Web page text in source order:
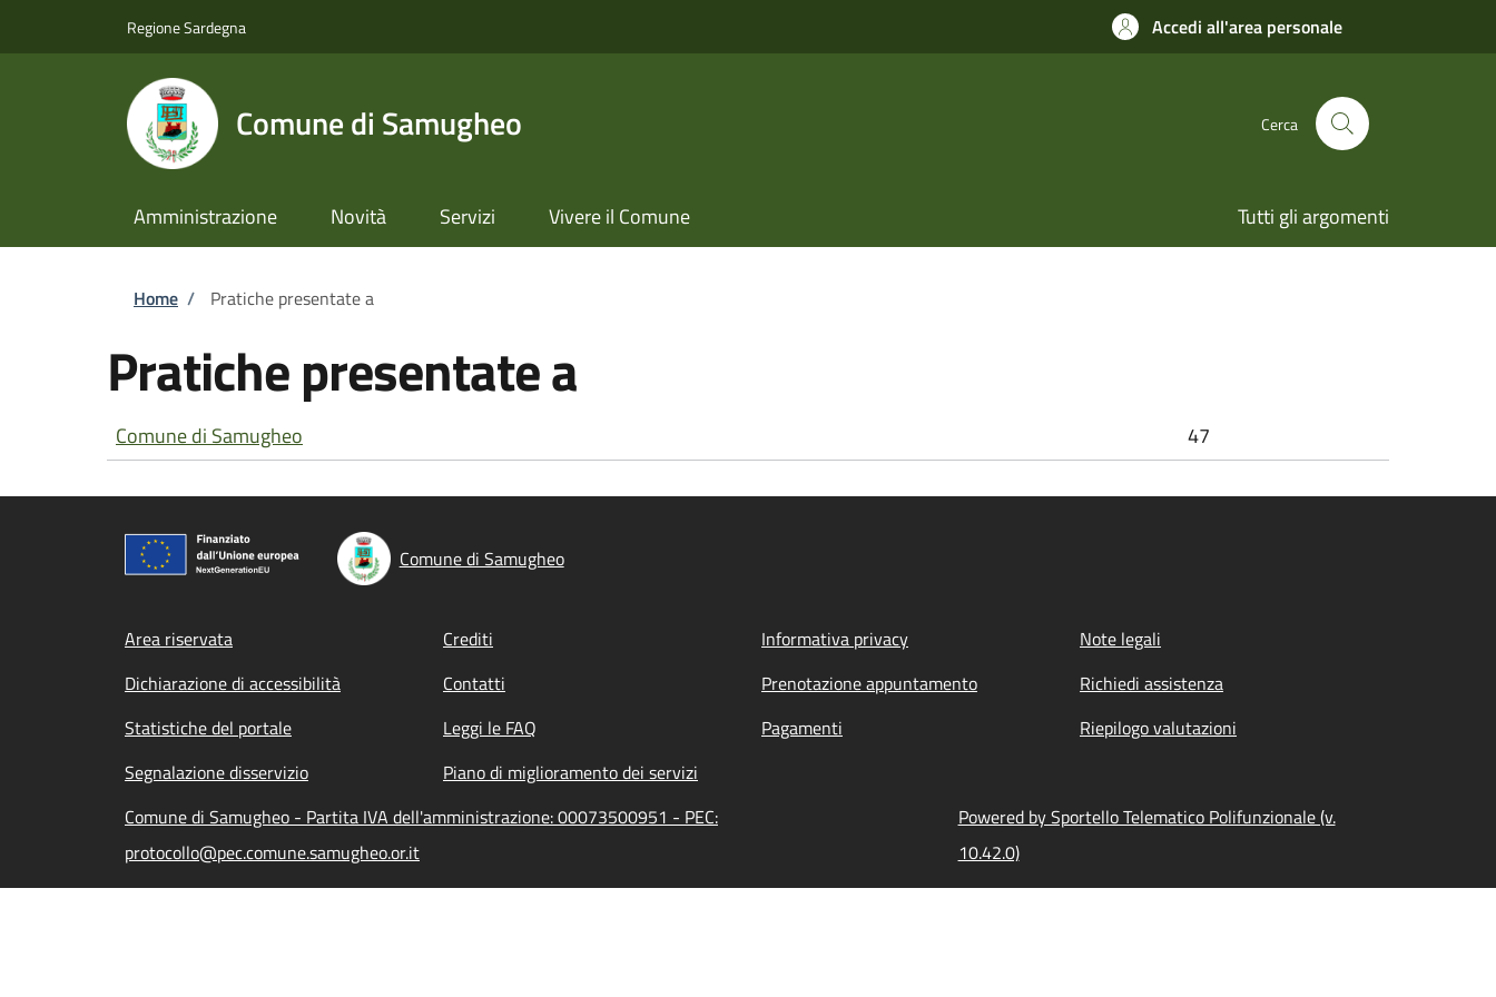
Regione Sardegna Accedi all'area personale
Comune di Samugheo Cerca
Amministrazione Novità Servizi Vivere il Comune Tutti gli argomenti
Briciole di pane
Home / Pratiche presentate a
Pratiche presentate a
Comune di Samugheo 47
Comune di Samugheo
Footer menu
Area riservata Crediti Informativa privacy
Note legali
Dichiarazione di accessibilità
Contatti Prenotazione appuntamento
Richiedi assistenza
Statistiche del portale
Leggi le FAQ Pagamenti
Riepilogo valutazioni
Segnalazione disservizio
Piano di miglioramento dei servizi
Comune di Samugheo - Partita IVA dell'amministrazione: 00073500951 - PEC:
protocollo@pec.comune.samugheo.or.it
Powered by Sportello Telematico Polifunzionale (v.
10.42.0)